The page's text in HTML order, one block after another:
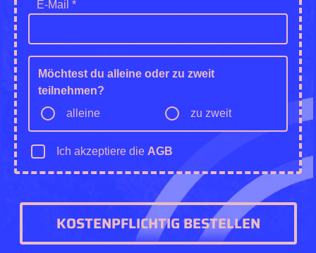
E-Mail *
Möchtest du alleine oder zu zweit
teilnehmen?
alleine
zu zweit
Ich akzeptiere die AGB
KOSTENPFLICHTIG BESTELLEN